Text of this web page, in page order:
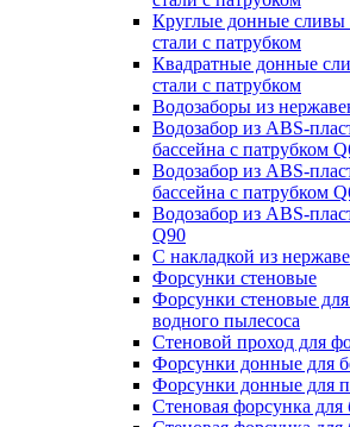
Круглые донные
стали с патрубком
Квадратные донные
стали с патрубком
Водозаборы из
Водозабор из ABS-
бассейна с патрубком
Водозабор из ABS-
бассейна с патрубком
Водозабор из ABS-
Q90
С накладкой из
Форсунки стеновые
Форсунки стеновые
водного пылесоса
Стеновой проход для
Форсунки донные для
Форсунки донные для
Стеновая форсунка для